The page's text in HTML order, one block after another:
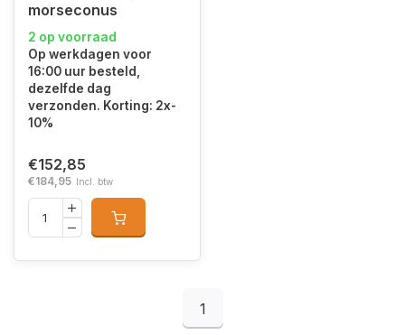
morseconus
2 op voorraad
Op werkdagen voor
16:00 uur besteld,
dezelfde dag
verzonden. Korting: 2x-
10%
€152,85
€184,95 Incl. btw
1